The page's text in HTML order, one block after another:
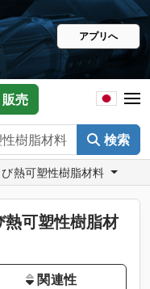
アプリへ
検索
販売
熱可塑性樹脂材料
可塑性樹脂材
関連性